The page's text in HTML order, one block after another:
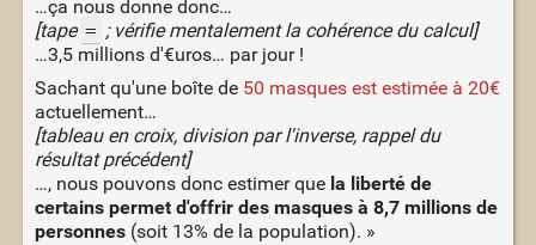
…ça nous donne donc…
[tape = ; vérifie mentalement la cohérence du calcul]
…3,5 millions d'€uros… par jour !
Sachant qu'une boîte de 50 masques est estimée à 20€
actuellement…
[tableau en croix, division par l'inverse, rappel du
résultat précédent]
…, nous pouvons donc estimer que la liberté de
certains permet d'offrir des masques à 8,7 millions de
personnes(soit 13% de la population). »